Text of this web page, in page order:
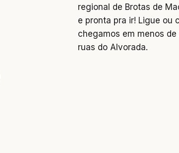
regional de Brotas de
e pronta pra ir! Ligue ou
chegamos em menos
ruas do Alvorada.